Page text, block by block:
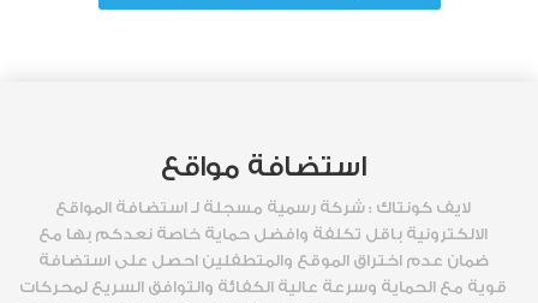
استضافة مواقع
لايف كونتاك : شركة رسمية مسجلة لـ استضافة المواقع
الالكترونية باقل تكلفة وافضل حماية خاصة نعدكم بها مع
ضمان عدم اختراق الموقع والمتطفلين احصل على استضافة
قوية مع الحماية وسرعة عالية الكفائة والتوافق السريع لمحركات